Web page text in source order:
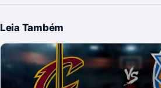
Leia Também